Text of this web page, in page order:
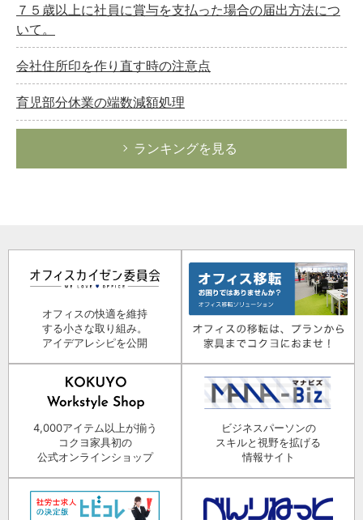
７５歳以上に社員に賞与を支払った場合の届出方法につ
いて。
会社住所印を作り直す時の注意点
育児部分休業の端数減額処理
ランキングを見る
オフィスの快適を維持
する小さな取り組み。
アイデアレシピを公開
4,000アイテム以上が揃う
コクヨ家具初の
公式オンラインショップ
ビジネスパーソンの
スキルと視野を拡げる
情報サイト